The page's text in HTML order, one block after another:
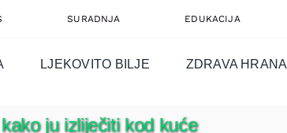
SURADNJA EDUKACIJA
LJEKOVITO BILJE ZDRAVA HRANA
ju izliječiti kod kuće